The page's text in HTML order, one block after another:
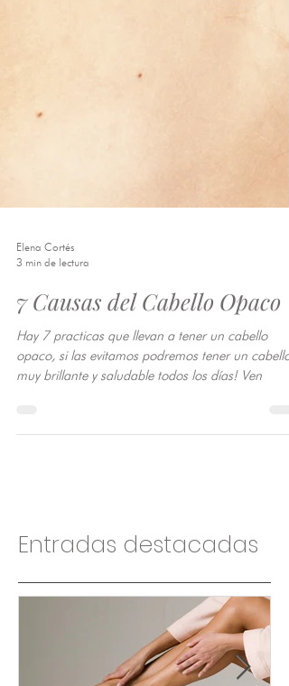
7 Causas del Cabello Opaco
Hay 7 practicas que llevan a tener un cabello
opaco, si las evitamos podremos tener un cabello